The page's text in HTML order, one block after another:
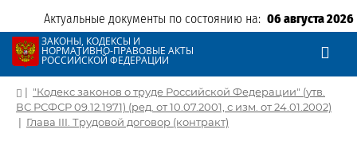
Актуальные документы по состоянию на: 06 августа 2026
ЗАКОНЫ, КОДЕКСЫ И
НОРМАТИВНО-ПРАВОВЫЕ АКТЫ
РОССИЙСКОЙ ФЕДЕРАЦИИ
| "Кодекс законов о труде Российской Федерации" (утв.
ВС РСФСР 09.12.1971) (ред. от 10.07.2001, с изм. от 24.01.2002)
| Глава III. Трудовой договор (контракт)